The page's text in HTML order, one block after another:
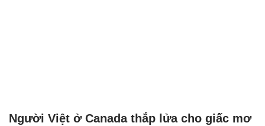
Người Việt ở Canada thắp lửa cho giấc mơ